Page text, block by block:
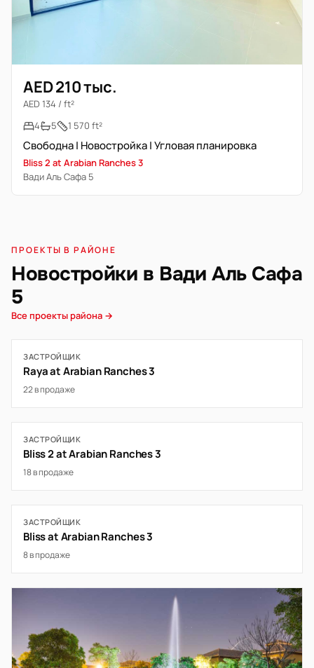
AED 210 тыс.
AED 134 / ft²
4
5 1 570 ft²
Свободна | Новостройка | Угловая планировка
Bliss 2 at Arabian Ranches 3
Вади Аль Сафа 5
ПРОЕКТЫ В РАЙОНЕ
Новостройки в Вади Аль Сафа
5
Все проекты района →
ЗАСТРОЙЩИК
Raya at Arabian Ranches 3
22 в продаже
ЗАСТРОЙЩИК
Bliss 2 at Arabian Ranches 3
18 в продаже
ЗАСТРОЙЩИК
Bliss at Arabian Ranches 3
8 в продаже